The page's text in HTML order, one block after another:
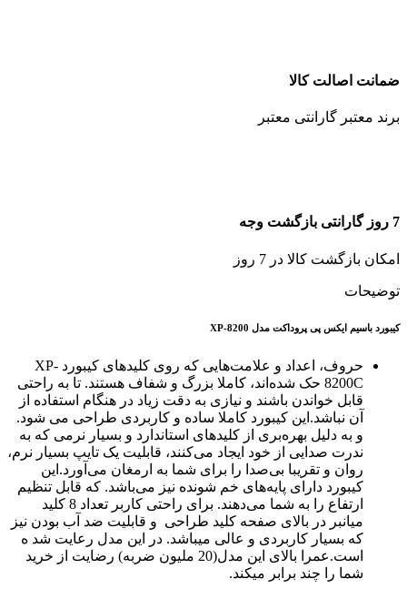
ضمانت اصالت کالا
برند معتبر گارانتی معتبر
7 روز گارانتی بازگشت وجه
امکان بازگشت کالا در 7 روز
توضیحات
کیبورد باسیم ایکس پی پروداکت مدل XP-8200
حروف، اعداد و علامت‌هایی که روی کلیدهای کیبورد XP-
8200C حک شده‌اند، کاملا بزرگ و شفاف هستند. تا به راحتی
قابل خواندن باشند و نیازی به دقت زیاد در هنگام استفاده از
آن نباشد.این کیبورد کاملا ساده و کاربردی طراحی می شود.
و به دلیل بهره‌بری از کلیدهای استاندارد و بسیار نرمی که به
ندرت صدایی از خود ایجاد می‌کنند، قابلیت یک تایپ بسیار نرم،
روان و تقریبا بی‌صدا را برای شما به ارمغان می‌آورد.این
کیبورد دارای پایه‌های خم شونده نیز می‌باشد. که قابل تنظیم
ارتفاع را به شما می‌دهند. برای راحتی کاربر تعداد 8 کلید
میانبر در بالای صفحه کلید طراحی و قابلیت ضد آب بودن نیز
که بسیار کاربردی و عالی میباشد. در این مدل رعایت شد ه
است.عمرا بالای این مدل(20 ملیون ضربه) رضایت از خرید
شما را چند برابر میکند.